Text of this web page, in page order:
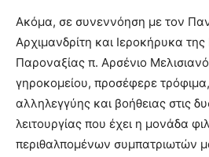
Ακόμα, σε συνεννόηση με τον
Αρχιμανδρίτη και Ιεροκήρυκα
Παροναξίας π. Αρσένιο
γηροκομείου, προσέφερε
αλληλεγγύης και βοήθειας στις
λειτουργίας που έχει η μονάδα
περιθαλπομένων συμπατριωτών